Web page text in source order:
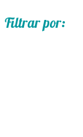
Filtrar por: